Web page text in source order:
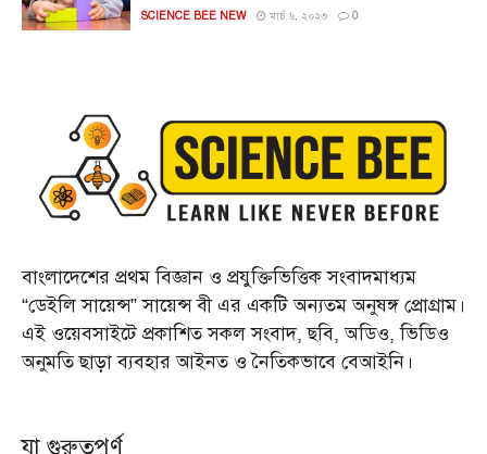
SCIENCE BEE NEW মার্চ ৬, ২০২৩ 0
বাংলাদেশের প্রথম বিজ্ঞান ও প্রযুক্তিভিত্তিক সংবাদমাধ্যম
“ডেইলি সায়েন্স” সায়েন্স বী এর একটি অন্যতম অনুষঙ্গ প্রোগ্রাম।
এই ওয়েবসাইটে প্রকাশিত সকল সংবাদ, ছবি, অডিও, ভিডিও
অনুমতি ছাড়া ব্যবহার আইনত ও নৈতিকভাবে বেআইনি।